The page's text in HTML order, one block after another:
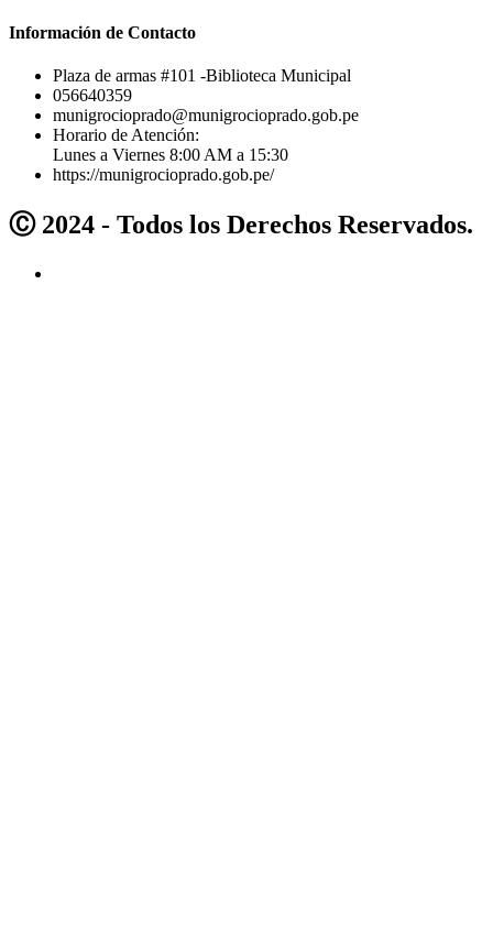
Información de Contacto
Plaza de armas #101 -Biblioteca Municipal
056640359
munigrocioprado@munigrocioprado.gob.pe
Horario de Atención:
Lunes a Viernes 8:00 AM a 15:30
https://munigrocioprado.gob.pe/
Ⓒ 2024 - Todos los Derechos Reservados.